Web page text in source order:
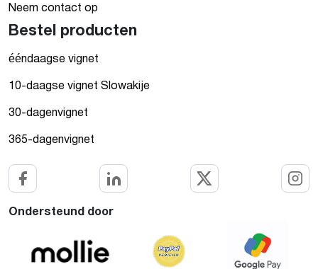
Neem contact op
Bestel producten
ééndaagse vignet
10-daagse vignet Slowakije
30-dagenvignet
365-dagenvignet
Ondersteund door